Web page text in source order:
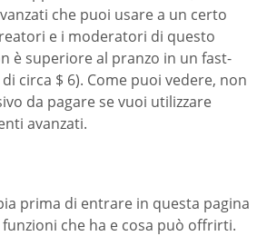
che puoi usare a un certo
e i moderatori di questo
è superiore al pranzo in un fast-
circa $ 6). Come puoi vedere, non
da pagare se vuoi utilizzare
avanzati.
prima di entrare in questa pagina
che ha e cosa può offrirti.